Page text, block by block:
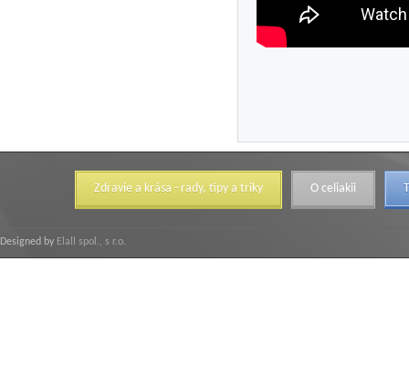
Zdravie a krása - rady, tipy a triky O celiakii
Designed by Elall spol., s r.o.